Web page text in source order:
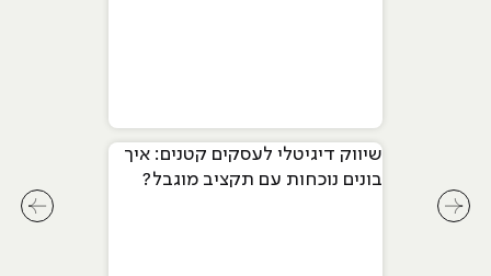
שיווק דיגיטלי לעסקים קטנים: איך
בונים נוכחות עם תקציב מוגבל?
לחץ לחץ לשיקופית קודמת בסליידר מאמרים